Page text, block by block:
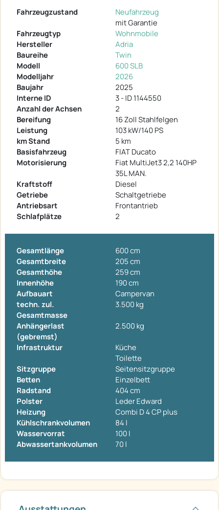
Fahrzeugzustand
Neufahrzeug
mit Garantie
Fahrzeugtyp
Wohnmobile
Hersteller
Adria
Baureihe
Twin
Modell
600 SLB
Modelljahr
2026
Baujahr
2025
Interne ID
3 - ID 1144550
Anzahl der Achsen
2
Bereifung
16 Zoll Stahlfelgen
Leistung
103 kW/140 PS
km Stand
5 km
Basisfahrzeug
FIAT Ducato
Motorisierung
Fiat MultiJet3 2,2 140HP
35L MAN.
Kraftstoff
Diesel
Getriebe
Schaltgetriebe
Antriebsart
Frontantrieb
Schlafplätze
2
Gesamtlänge
600 cm
Gesamtbreite
205 cm
Gesamthöhe
259 cm
Innenhöhe
190 cm
Aufbauart
Campervan
techn. zul.
Gesamtmasse
3.500 kg
Anhängerlast
(gebremst)
2.500 kg
Infrastruktur
Küche
Toilette
Sitzgruppe
Seitensitzgruppe
Betten
Einzelbett
Radstand
404 cm
Polster
Leder Edward
Heizung
Combi D 4 CP plus
Kühlschrankvolumen
84 l
Wasservorrat
100 l
Abwassertankvolumen
70 l